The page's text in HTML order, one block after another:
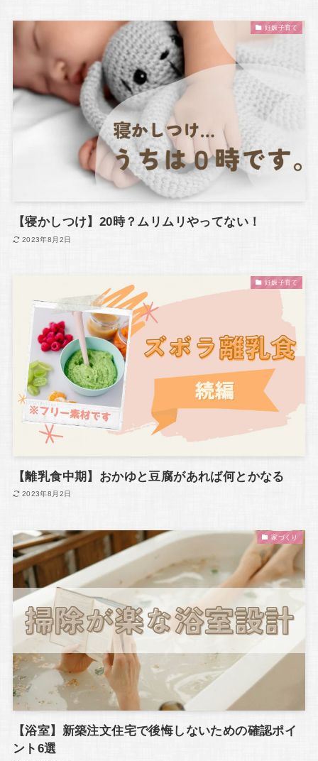
妊娠子育て
【寝かしつけ】20時？ムリムリやってない！
2023年8月2日
妊娠子育て
【離乳食中期】おかゆと豆腐があれば何とかなる
2023年8月2日
家づくり
【浴室】新築注文住宅で後悔しないための確認ポイ
ント6選